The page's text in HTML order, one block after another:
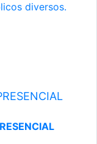
diversos.